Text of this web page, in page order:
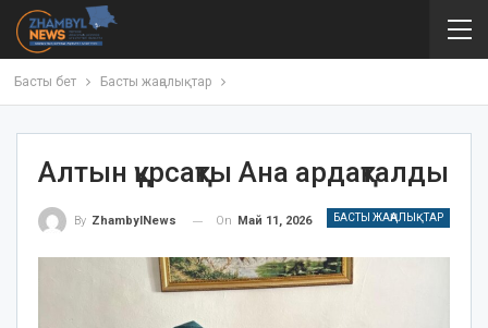
Басты бет Басты жаңалықтар
Алтын құрсақты Ана ардақталды
БАСТЫ ЖАҢАЛЫҚТАР
By ZhambylNews On Май 11, 2026